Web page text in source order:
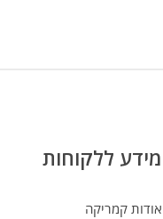
מידע ללקוחות
אודות קמריקה